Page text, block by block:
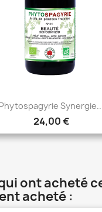
Phytospagyrie
24,00 €
ont acheté
acheté :